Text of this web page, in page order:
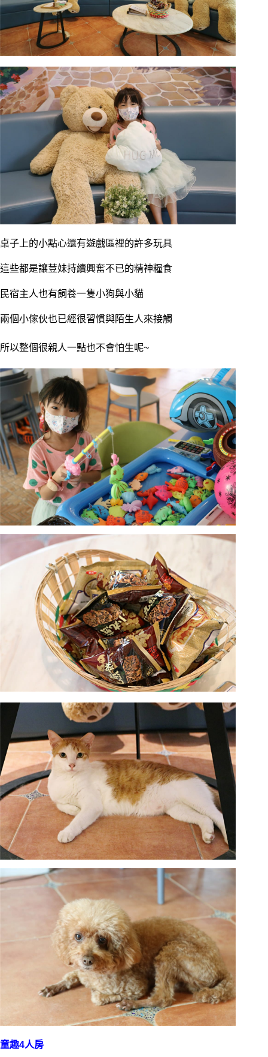
桌子上的小點心還有遊戲區裡的許多玩具
這些都是讓荳妹持續興奮不已的精神糧食
民宿主人也有飼養一隻小狗與小貓
兩個小傢伙也已經很習慣與陌生人來接觸
所以整個很親人一點也不會怕生呢~
童趣4人房